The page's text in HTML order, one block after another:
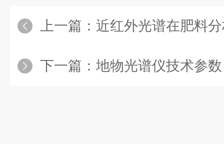
上一篇： 近红外光谱在肥料
下一篇： 地物光谱仪技术参数